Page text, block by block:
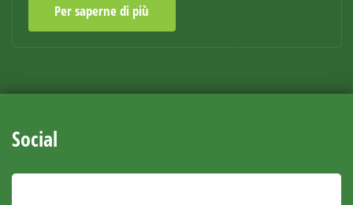
Per saperne di più
Social